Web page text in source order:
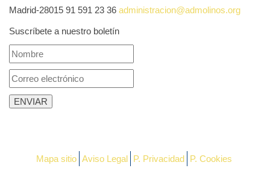
Madrid-28015 91 591 23 36 administracion@admolinos.org
Suscríbete a nuestro boletín
Mapa sitio Aviso Legal P. Privacidad P. Cookies